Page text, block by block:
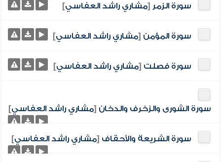
سورة الزمر [مشاري راشد العفاسي]
سورة المؤمن [مشاري راشد العفاسي]
سورة فصلت [مشاري راشد العفاسي]
سورة الشورى والزخرف والدخان [مشاري راشد العفاسي]
سورة الشريعة والأحقاف [مشاري راشد العفاسي]